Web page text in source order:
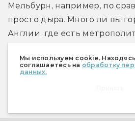
Мы используем cookie.
соглашаетесь на обработку
данных.
Мельбурн, например, по
просто дыра. Много ли вы
Англии, где есть
— Вы это серьезно?